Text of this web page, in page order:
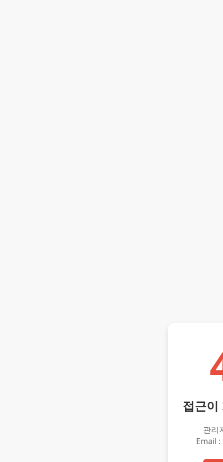
접근이
관리
Email